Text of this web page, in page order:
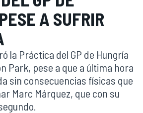
A SUFRIR
la Práctica del GP de Hungría
Park, pese a que a última hora
sin consecuencias físicas que
Marc Márquez, que con su